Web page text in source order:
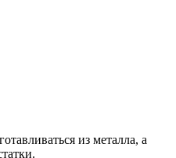
из металла, а